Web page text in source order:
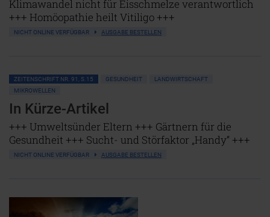
Klimawandel nicht für Eisschmelze verantwortlich
+++ Homöopathie heilt Vitiligo +++
NICHT ONLINE VERFÜGBAR AUSGABE BESTELLEN
ZEITENSCHRIFT NR. 91, S.15 GESUNDHEIT
LANDWIRTSCHAFT
MIKROWELLEN
In Kürze-Artikel
+++ Umweltsünder Eltern +++ Gärtnern für die
Gesundheit +++ Sucht- und Störfaktor „Handy“ +++
NICHT ONLINE VERFÜGBAR AUSGABE BESTELLEN